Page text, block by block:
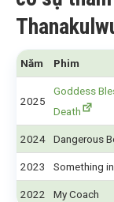
Năm Phim
2025
Goddess
Death
2024 Dangerous
2023 Something
2022 My Coach